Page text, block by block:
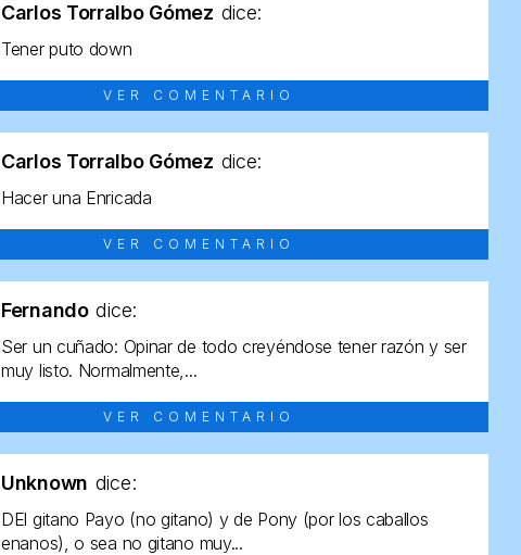
Carlos Torralbo Gómez dice:
Tener puto down
VER COMENTARIO
Carlos Torralbo Gómez dice:
Hacer una Enricada
VER COMENTARIO
Fernando dice:
Ser un cuñado: Opinar de todo creyéndose tener razón y ser
muy listo. Normalmente,...
VER COMENTARIO
Unknown dice:
DEl gitano Payo (no gitano) y de Pony (por los caballos
enanos), o sea no gitano muy...